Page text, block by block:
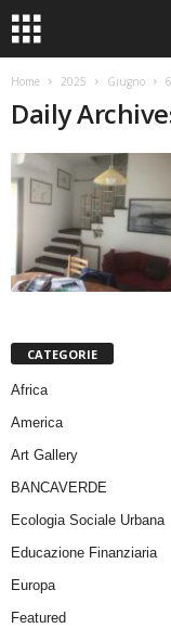
Home 2025 Giugno 6
Daily
CATEGORIE
Africa
America
Art Gallery
BANCAVERDE
Ecologia Sociale Urbana
Educazione Finanziaria
Europa
Featured